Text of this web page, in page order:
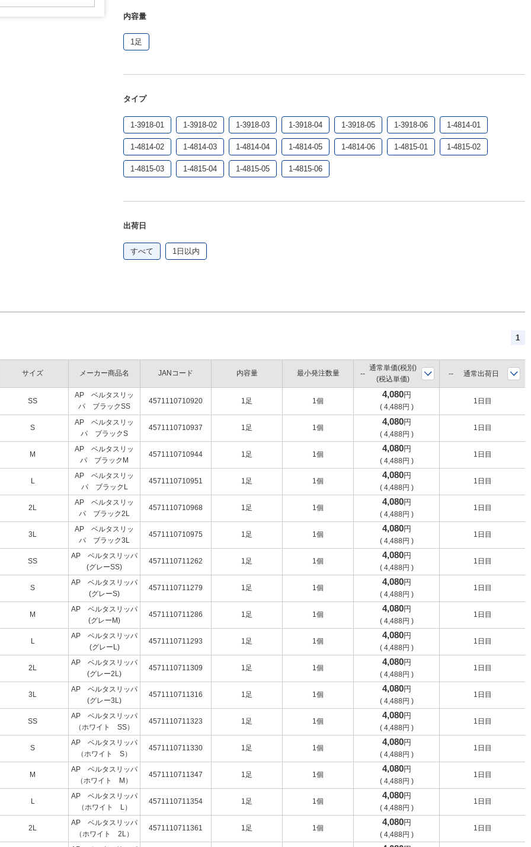
内容量
1足
タイプ
1-3918-01 1-3918-02 1-3918-03 1-3918-04 1-3918-05 1-3918-06 1-4814-01
1-4814-02 1-4814-03 1-4814-04 1-4814-05 1-4814-06 1-4815-01 1-4815-02
1-4815-03 1-4815-04 1-4815-05 1-4815-06
出荷日
すべて 1日以内
1
サイズ メーカー商品名 JANコード 内容量 最小発注数量
SS
AP ベルタスリッ
パ ブラックSS
4571110710920 1足 1個
S
AP ベルタスリッ
パ ブラックS
4571110710937 1足 1個
M
AP ベルタスリッ
パ ブラックM
4571110710944 1足 1個
L
AP ベルタスリッ
パ ブラックL
4571110710951 1足 1個
2L
AP ベルタスリッ
パ ブラック2L
4571110710968 1足 1個
3L
AP ベルタスリッ
パ ブラック3L
4571110710975 1足 1個
SS
AP ベルタスリッパ
(グレーSS)
4571110711262 1足 1個
S
AP ベルタスリッパ
(グレーS)
4571110711279 1足 1個
M
AP ベルタスリッパ
(グレーM)
4571110711286 1足 1個
L
AP ベルタスリッパ
(グレーL)
4571110711293 1足 1個
2L
AP ベルタスリッパ
(グレー2L)
4571110711309 1足 1個
3L
AP ベルタスリッパ
(グレー3L)
4571110711316 1足 1個
SS
AP ベルタスリッパ
（ホワイト SS）
4571110711323 1足 1個
S
AP ベルタスリッパ
（ホワイト S）
4571110711330 1足 1個
M
AP ベルタスリッパ
（ホワイト M）
4571110711347 1足 1個
L
AP ベルタスリッパ
（ホワイト L）
4571110711354 1足 1個
2L
AP ベルタスリッパ
（ホワイト 2L）
4571110711361 1足 1個
通常単価(税別)
(税込単価)
通常出荷日
4,080円
( 4,488円 )
1日目
4,080円
( 4,488円 )
1日目
4,080円
( 4,488円 )
1日目
4,080円
( 4,488円 )
1日目
4,080円
( 4,488円 )
1日目
4,080円
( 4,488円 )
1日目
4,080円
( 4,488円 )
1日目
4,080円
( 4,488円 )
1日目
4,080円
( 4,488円 )
1日目
4,080円
( 4,488円 )
1日目
4,080円
( 4,488円 )
1日目
4,080円
( 4,488円 )
1日目
4,080円
( 4,488円 )
1日目
4,080円
( 4,488円 )
1日目
4,080円
( 4,488円 )
1日目
4,080円
( 4,488円 )
1日目
4,080円
( 4,488円 )
1日目